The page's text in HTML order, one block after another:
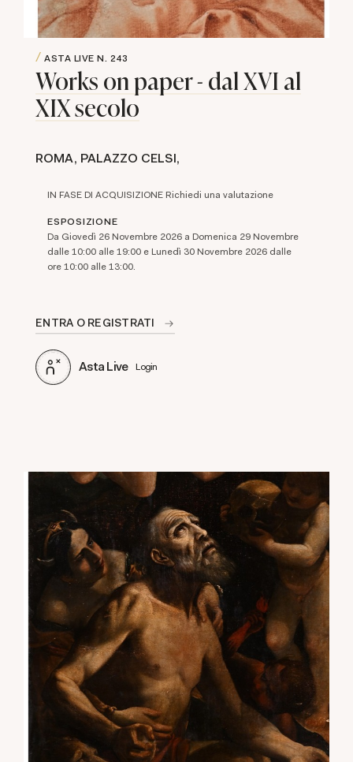
ASTA LIVE N. 243
Works on paper - dal XVI al
XIX secolo
ROMA, PALAZZO CELSI,
IN FASE DI ACQUISIZIONE Richiedi una valutazione
ESPOSIZIONE
Da Giovedì 26 Novembre 2026 a Domenica 29 Novembre
dalle 10:00 alle 19:00 e Lunedì 30 Novembre 2026 dalle
ore 10:00 alle 13:00.
ENTRA O REGISTRATI
Asta Live Login